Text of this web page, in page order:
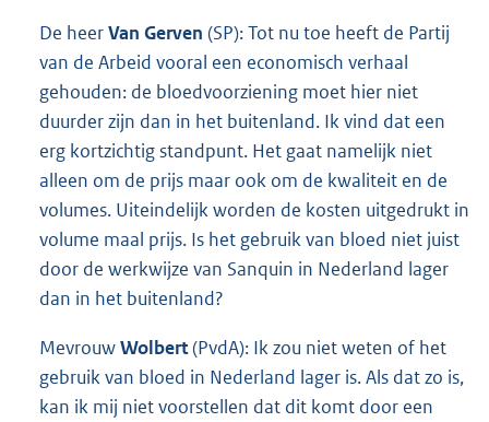
De heerVan Gerven (SP): Tot nu toe heeft de Partij
van de Arbeid vooral een economisch verhaal
gehouden: de bloedvoorziening moet hier niet
duurder zijn dan in het buitenland. Ik vind dat een
erg kortzichtig standpunt. Het gaat namelijk niet
alleen om de prijs maar ook om de kwaliteit en de
volumes. Uiteindelijk worden de kosten uitgedrukt in
volume maal prijs. Is het gebruik van bloed niet juist
door de werkwijze van Sanquin in Nederland lager
dan in het buitenland?
MevrouwWolbert(PvdA): Ik zou niet weten of het
gebruik van bloed in Nederland lager is. Als dat zo is,
kan ik mij niet voorstellen dat dit komt door een